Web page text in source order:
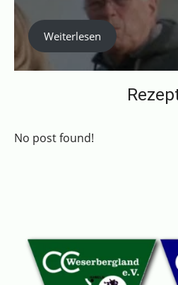
Weiterlesen
No post found!